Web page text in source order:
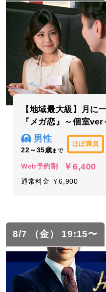
【地域最大級】月に
『メガ恋』～個室ver
男性
22～35歳まで
ほぼ満員
Web予約割 ￥6,400
通常料金 ￥6,900
8/7 （金） 19:15〜